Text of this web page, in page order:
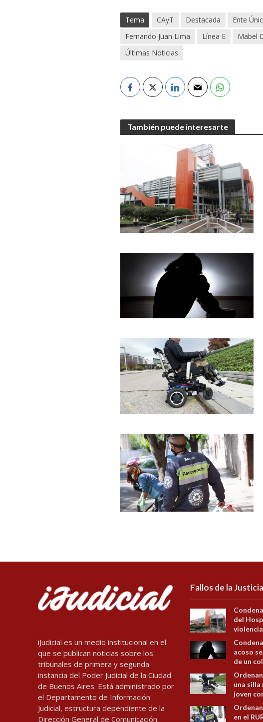
Tema CAyT Destacada Ente
Fernando Juan Lima
Línea E Mabel
Últimas Noticias
También puede interesarte
iJudicial es un medio institucional en el
que se publican noticias sobre los
tribunales de primera y segunda
instancia del Poder Judicial de la Ciudad
de Buenos Aires. Está administrado por
el Departamento de Información
Judicial, estructura dependiente de la
Dirección General de Comunicación
Fallos de la
del
acoso
de un
una silla
joven
en el